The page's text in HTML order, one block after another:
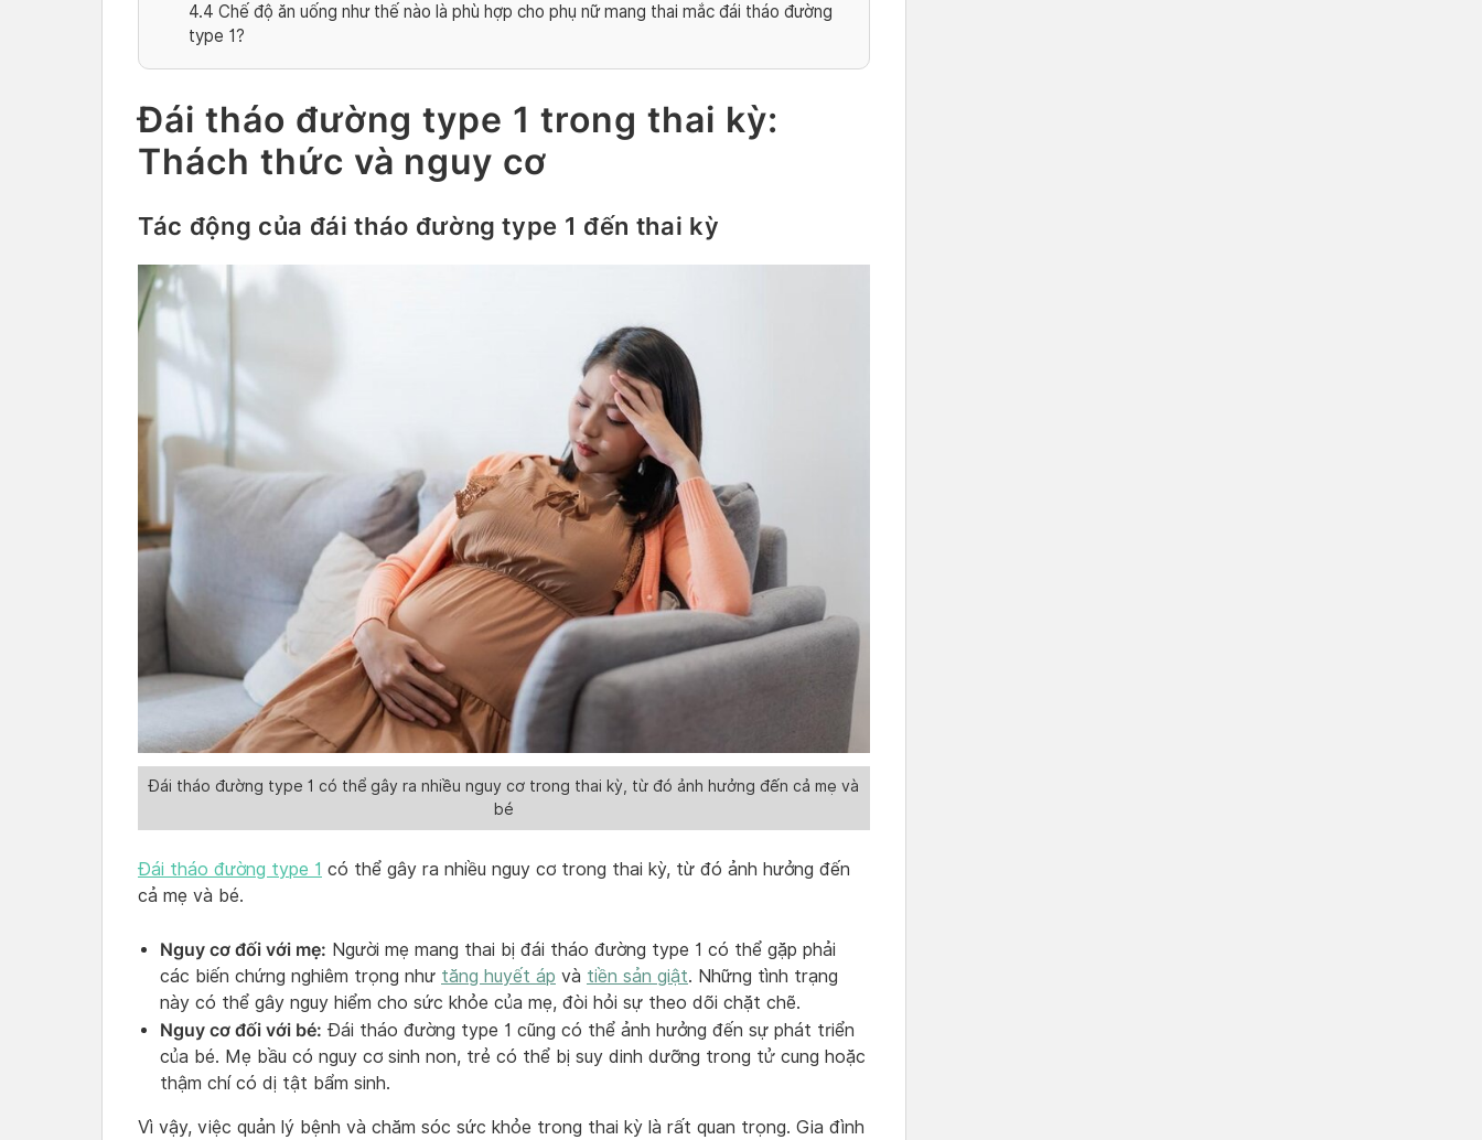
4.4 Chế độ ăn uống như thế nào là phù hợp cho phụ nữ mang thai mắc đái tháo đường
type 1?
Đái tháo đường type 1 trong thai kỳ:
Thách thức và nguy cơ
Tác động của đái tháo đường type 1 đến thai kỳ
Đái tháo đường type 1 có thể gây ra nhiều nguy cơ trong thai kỳ, từ đó ảnh hưởng đến cả mẹ và
bé
Đái tháo đường type 1 có thể gây ra nhiều nguy cơ trong thai kỳ, từ đó ảnh hưởng đến
cả mẹ và bé.
Nguy cơ đối với mẹ: Người mẹ mang thai bị đái tháo đường type 1 có thể gặp phải
các biến chứng nghiêm trọng như tăng huyết áp và tiền sản giật. Những tình trạng
này có thể gây nguy hiểm cho sức khỏe của mẹ, đòi hỏi sự theo dõi chặt chẽ.
Nguy cơ đối với bé: Đái tháo đường type 1 cũng có thể ảnh hưởng đến sự phát triển
của bé. Mẹ bầu có nguy cơ sinh non, trẻ có thể bị suy dinh dưỡng trong tử cung hoặc
thậm chí có dị tật bẩm sinh.
Vì vậy, việc quản lý bệnh và chăm sóc sức khỏe trong thai kỳ là rất quan trọng. Gia đình